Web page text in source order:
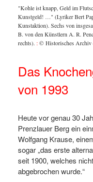
"Kohle ist knapp, Geld im
Kunstgeld! …" (Lyriker Bert
Kunstaktion). Sechs von
B. von den Künstlern A. R.
rechts). :© Historisches Archiv
Das
von 1993
Heute vor genau 30
Prenzlauer Berg ein
Wolfgang Krause,
sogar „das erste
seit 1900, welches
abgebrochen wurde.“